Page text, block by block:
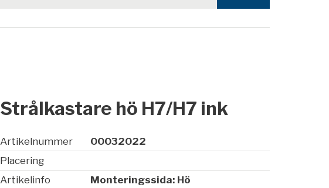
Strålkastare hö H7/H7 ink
Artikelnummer
00032022
Placering
Artikelinfo
Monteringssida: Hö